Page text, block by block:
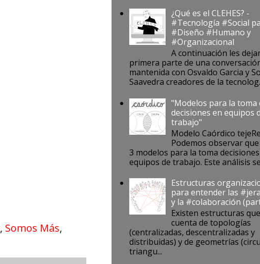
, Somos Más,
¿Qué es el CLEHES? -
#Tecnología #Social
#Diseño #Humano y
#Organizacional
A continuación les
primera parte de una
mantenida con Osvaldo Garcia y
Saavedra creadores de la
"Modelos para la toma
decisiones en equipos
trabajo"
Modelo Caórdico
Podemos observar
3 modelos para la toma
equipos de trabajo. Este análisis
Estructuras
para entender las
y la #colaboración
Existen estructuras
cuenta de topologías
(centralizadas, descentralizadas y
distribuidas) y de geometrías
triangu...